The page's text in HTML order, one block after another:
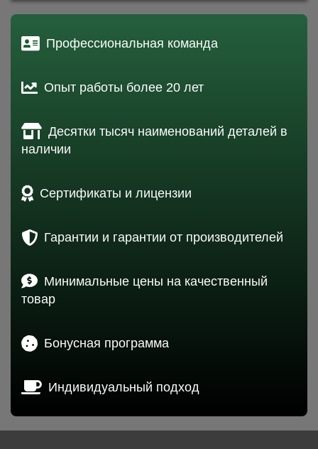
Профессиональная команда
Опыт работы более 20 лет
Десятки тысяч наименований деталей в
наличии
Сертификаты и лицензии
Гарантии и гарантии от производителей
Минимальные цены на качественный
товар
Бонусная программа
Индивидуальный подход